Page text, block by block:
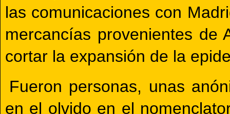
las comunicaciones con
mercancías provenientes de
cortar la expansión de la
Fueron personas, unas
en el olvido en el